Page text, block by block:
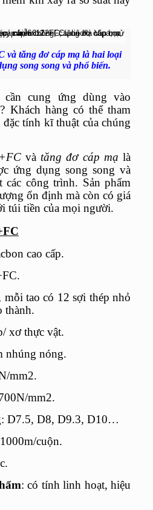
và tăng đơ cáp mạ là hai loại
song song và phổ biến.
cung ứng dùng vào
Khách hàng có thể tham
tính kĩ thuật của chúng
và tăng đơ cáp mạ là
ứng dụng song song và
các công trình. Sản phẩm
ổn định mà còn có giá
túi tiền của mọi người.
cao cấp.
mỗi tao có 12 sợi thép nhỏ
thành.
xơ thực vật.
nhúng nóng.
mm2.
mm2.
D7.5, D8, D9.3, D10…
cuộn.
: có tính linh hoạt, hiệu